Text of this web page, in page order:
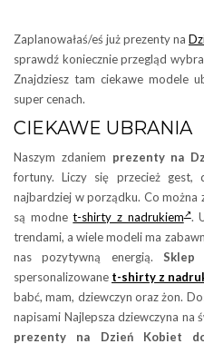
Zaplanowałaś/eś już prezenty na
sprawdź koniecznie przegląd
Znajdziesz tam ciekawe modele
super cenach.
CIEKAWE UBRANIA
Naszym zdaniem prezenty na
fortuny. Liczy się przecież
najbardziej w porządku. Co można
są modnet-shirty z nadrukiem .
trendami, a wiele modeli ma
nas pozytywną energią.Sklep
spersonalizowane t-shirty z
babć, mam, dziewczyn oraz żon.
napisami Najlepsza dziewczyna na
prezenty na Dzień Kobiet